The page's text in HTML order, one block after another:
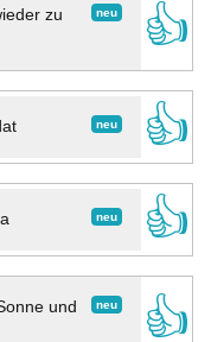
neu
zu
👍
neu
👍
neu
👍
neu
und
👍